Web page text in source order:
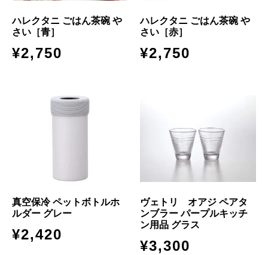
ハレクタニ ごはん茶碗 や
さい［青］
¥2,750
ハレクタニ ごはん茶碗 や
さい［赤］
¥2,750
真空保冷 ペットボトルホ
ルダー グレー
¥2,420
ヴェトリ オアジ ペアタ
ンブラー パープルキッチ
ン用品 グラス
¥3,300